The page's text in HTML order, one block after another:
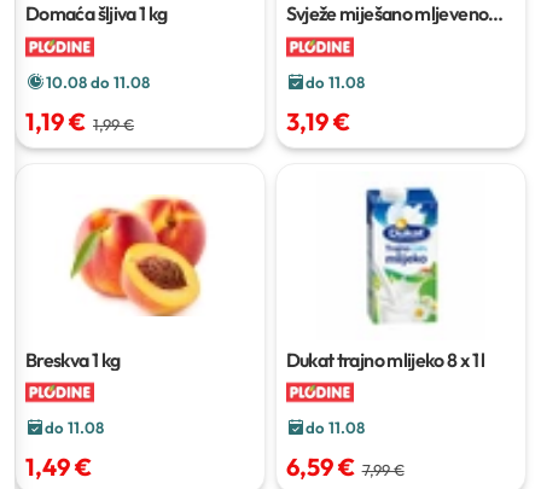
Domaća šljiva1 kg
10.08 do 11.08
1,19 € 1,99 €
Svježe miješano mljeveno
meso500 g
do 11.08
3,19 €
Breskva1 kg
do 11.08
1,49 €
Dukat trajno mlijeko8 x 1 l
do 11.08
6,59 € 7,99 €